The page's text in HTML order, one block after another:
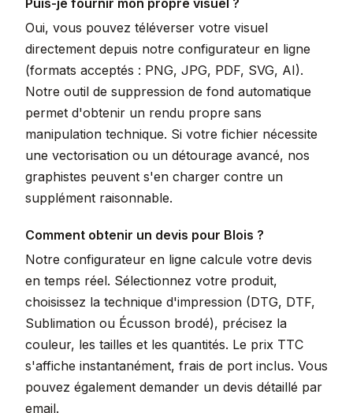
Puis-je fournir mon propre visuel ?
Oui, vous pouvez téléverser votre visuel
directement depuis notre configurateur en ligne
(formats acceptés : PNG, JPG, PDF, SVG, AI).
Notre outil de suppression de fond automatique
permet d'obtenir un rendu propre sans
manipulation technique. Si votre fichier nécessite
une vectorisation ou un détourage avancé, nos
graphistes peuvent s'en charger contre un
supplément raisonnable.
Comment obtenir un devis pour Blois ?
Notre configurateur en ligne calcule votre devis
en temps réel. Sélectionnez votre produit,
choisissez la technique d'impression (DTG, DTF,
Sublimation ou Écusson brodé), précisez la
couleur, les tailles et les quantités. Le prix TTC
s'affiche instantanément, frais de port inclus. Vous
pouvez également demander un devis détaillé par
email.